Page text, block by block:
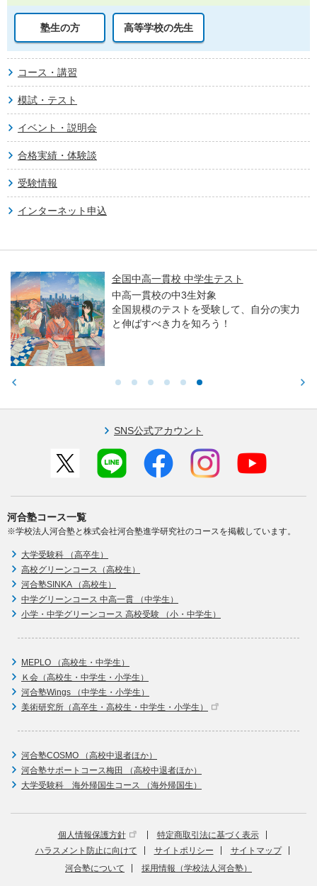
塾生の方 高等学校の先生
コース・講習
模試・テスト
イベント・説明会
合格実績・体験談
受験情報
インターネット申込
全国中高一貫校 中学生テスト
中高一貫校の中3生対象
全国規模のテストを受験して、自分の実力
と伸ばすべき力を知ろう！
SNS公式アカウント
河合塾コース一覧
※学校法人河合塾と株式会社河合塾進学研究社のコースを掲載しています。
大学受験科 （高卒生）
高校グリーンコース（高校生）
河合塾SINKA （高校生）
中学グリーンコース 中高一貫 （中学生）
小学・中学グリーンコース 高校受験 （小・中学生）
MEPLO （高校生・中学生）
Ｋ会（高校生・中学生・小学生）
河合塾Wings （中学生・小学生）
美術研究所（高卒生・高校生・中学生・小学生）
河合塾COSMO （高校中退者ほか）
河合塾サポートコース梅田 （高校中退者ほか）
大学受験科 海外帰国生コース （海外帰国生）
個人情報保護方針
特定商取引法に基づく表示
ハラスメント防止に向けて
サイトポリシー
サイトマップ
河合塾について
採用情報（学校法人河合塾）